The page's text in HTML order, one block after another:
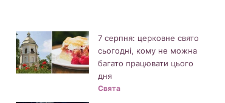
7 серпня: церковне свято
сьогодні, кому не можна
багато працювати цього
дня
Свята